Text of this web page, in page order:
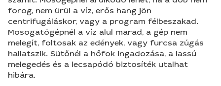
forog, nem ürül a víz, erős hang jön
centrifugáláskor, vagy a program félbeszakad.
Mosogatógépnél a víz alul marad, a gép nem
melegít, foltosak az edények, vagy furcsa zúgás
hallatszik. Sütőnél a hőfok ingadozása, a lassú
melegedés és a lecsapódó biztosíték utalhat
hibára.